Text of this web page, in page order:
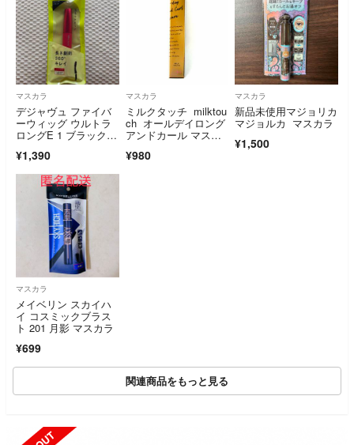
マスカラ
デジャヴュ ファイバ
ーウィッグ ウルトラ
ロングE 1 ブラック(1
¥1,390
マスカラ
ミルクタッチ milktou
ch オールデイロング
アンドカール マスカ
ル
¥980
マスカラ
新品未使用マジョリカ
マジョルカ マスカラ
¥1,500
マスカラ
メイベリン スカイハ
イ コスミックブラス
ト 201 月影 マスカラ
¥699
関連商品をもっと見る